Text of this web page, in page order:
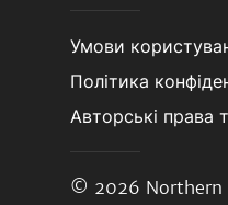
Умови
Політика
Авторські права
© 2026 Northern